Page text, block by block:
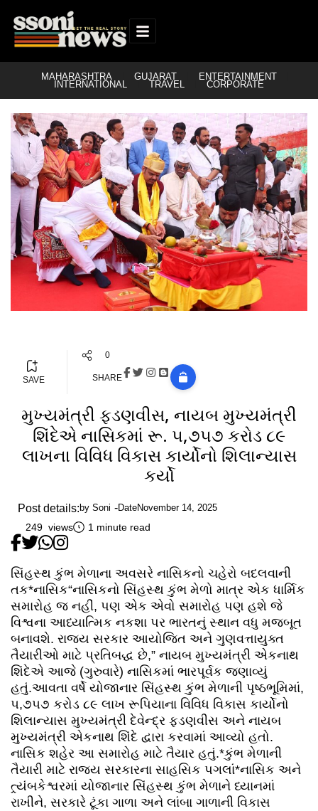
MAHARASHTRA GUJARAT ENTERTAINMENT
INTERNATIONAL TRAVEL CORPORATE
SAVE
0
SHARE
મુખ્યમંત્રી ફડણવીસ, નાયબ મુખ્યમંત્રી
શિંદેએ નાસિકમાં રૂ. ૫,૭૫૭ કરોડ ૮૯
લાખના વિવિધ વિકાસ કાર્યોનો શિલાન્યાસ
કર્યો
Post details: by Soni DateNovember 14, 2025
249 views 1 minute read
સિંહસ્થ કુંભ મેળાના અવસરે નાસિકનો ચહેરો બદલવાની
તક*નાસિક“નાસિકનો સિંહસ્થ કુંભ મેળો માત્ર એક ધાર્મિક
સમારોહ જ નહીં, પણ એક એવો સમારોહ પણ હશે જે
વિશ્વના આધ્યાત્મિક નકશા પર ભારતનું સ્થાન વધુ મજબૂત
બનાવશે. રાજ્ય સરકાર આયોજિત અને ગુણવત્તાયુક્ત
તૈયારીઓ માટે પ્રતિબદ્ધ છે,” નાયબ મુખ્યમંત્રી એકનાથ
શિંદેએ આજે (ગુરુવારે) નાસિકમાં ભારપૂર્વક જણાવ્યું
હતું.આવતા વર્ષે યોજાનાર સિંહસ્થ કુંભ મેળાની પૃષ્ઠભૂમિમાં,
૫,૭૫૭ કરોડ ૮૯ લાખ રૂપિયાના વિવિધ વિકાસ કાર્યોનો
શિલાન્યાસ મુખ્યમંત્રી દેવેન્દ્ર ફડણવીસ અને નાયબ
મુખ્યમંત્રી એકનાથ શિંદે દ્વારા કરવામાં આવ્યો હતો.
નાસિક શહેર આ સમારોહ માટે તૈયાર હતું.*કુંભ મેળાની
તૈયારી માટે રાજ્ય સરકારના સાહસિક પગલાં*નાસિક અને
ત્ર્યંબકેશ્વરમાં યોજાનાર સિંહસ્થ કુંભ મેળાને ધ્યાનમાં
રાખીને, સરકારે ટૂંકા ગાળા અને લાંબા ગાળાની વિકાસ